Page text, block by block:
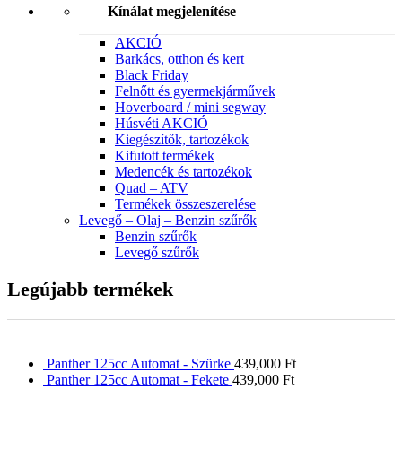
Kínálat megjelenítése
AKCIÓ
Barkács, otthon és kert
Black Friday
Felnőtt és gyermekjárművek
Hoverboard / mini segway
Húsvéti AKCIÓ
Kiegészítők, tartozékok
Kifutott termékek
Medencék és tartozékok
Quad – ATV
Termékek összeszerelése
Levegő – Olaj – Benzin szűrők
Benzin szűrők
Levegő szűrők
Legújabb termékek
Panther 125cc Automat - Szürke 439,000 Ft
Panther 125cc Automat - Fekete 439,000 Ft